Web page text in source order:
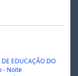
EDUCAÇÃO DO
- Noite